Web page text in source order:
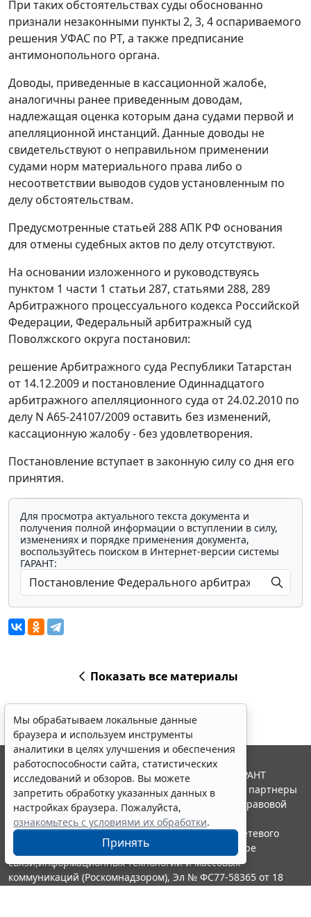
При таких обстоятельствах суды обоснованно
признали незаконными пункты 2, 3, 4 оспариваемого
решения УФАС по РТ, а также предписание
антимонопольного органа.
Доводы, приведенные в кассационной жалобе,
аналогичны ранее приведенным доводам,
надлежащая оценка которым дана судами первой и
апелляционной инстанций. Данные доводы не
свидетельствуют о неправильном применении
судами норм материального права либо о
несоответствии выводов судов установленным по
делу обстоятельствам.
Предусмотренные статьей 288АПК РФ основания
для отмены судебных актов по делу отсутствуют.
На основании изложенного и руководствуясь
пунктом 1 части 1 статьи 287, статьями 288, 289
Арбитражного процессуального кодекса Российской
Федерации, Федеральный арбитражный суд
Поволжского округа постановил:
решение Арбитражного суда Республики Татарстан
от 14.12.2009 и постановление Одиннадцатого
арбитражного апелляционного суда от 24.02.2010 по
делу N А65-24107/2009 оставить без изменений,
кассационную жалобу - без удовлетворения.
Постановление вступает в законную силу со дня его
принятия.
Для просмотра актуального текста документа и
получения полной информации о вступлении в силу,
изменениях и порядке применения документа,
воспользуйтесь поиском в Интернет-версии системы
ГАРАНТ:
Показать все материалы
Мы обрабатываем локальные данные
браузера и используем инструменты
аналитики в целях улучшения и обеспечения
работоспособности сайта, статистических
исследований и обзоров. Вы можете
запретить обработку указанных данных в
настройках браузера. Пожалуйста,
ознакомьтесь с условиями их обработки.
Принять
© ООО "НПП "ГАРАНТ-СЕРВИС", 2026. Система ГАРАНТ
выпускается с 1990 года. Компания "Гарант" и ее партнеры
являются участниками Российской ассоциации правовой
информации ГАРАНТ.
Портал ГАРАНТ.РУ зарегистрирован в качестве сетевого
издания Федеральной службой по надзору в сфере
связи,информационных технологий и массовых
коммуникаций (Роскомнадзором), Эл № ФС77-58365 от 18